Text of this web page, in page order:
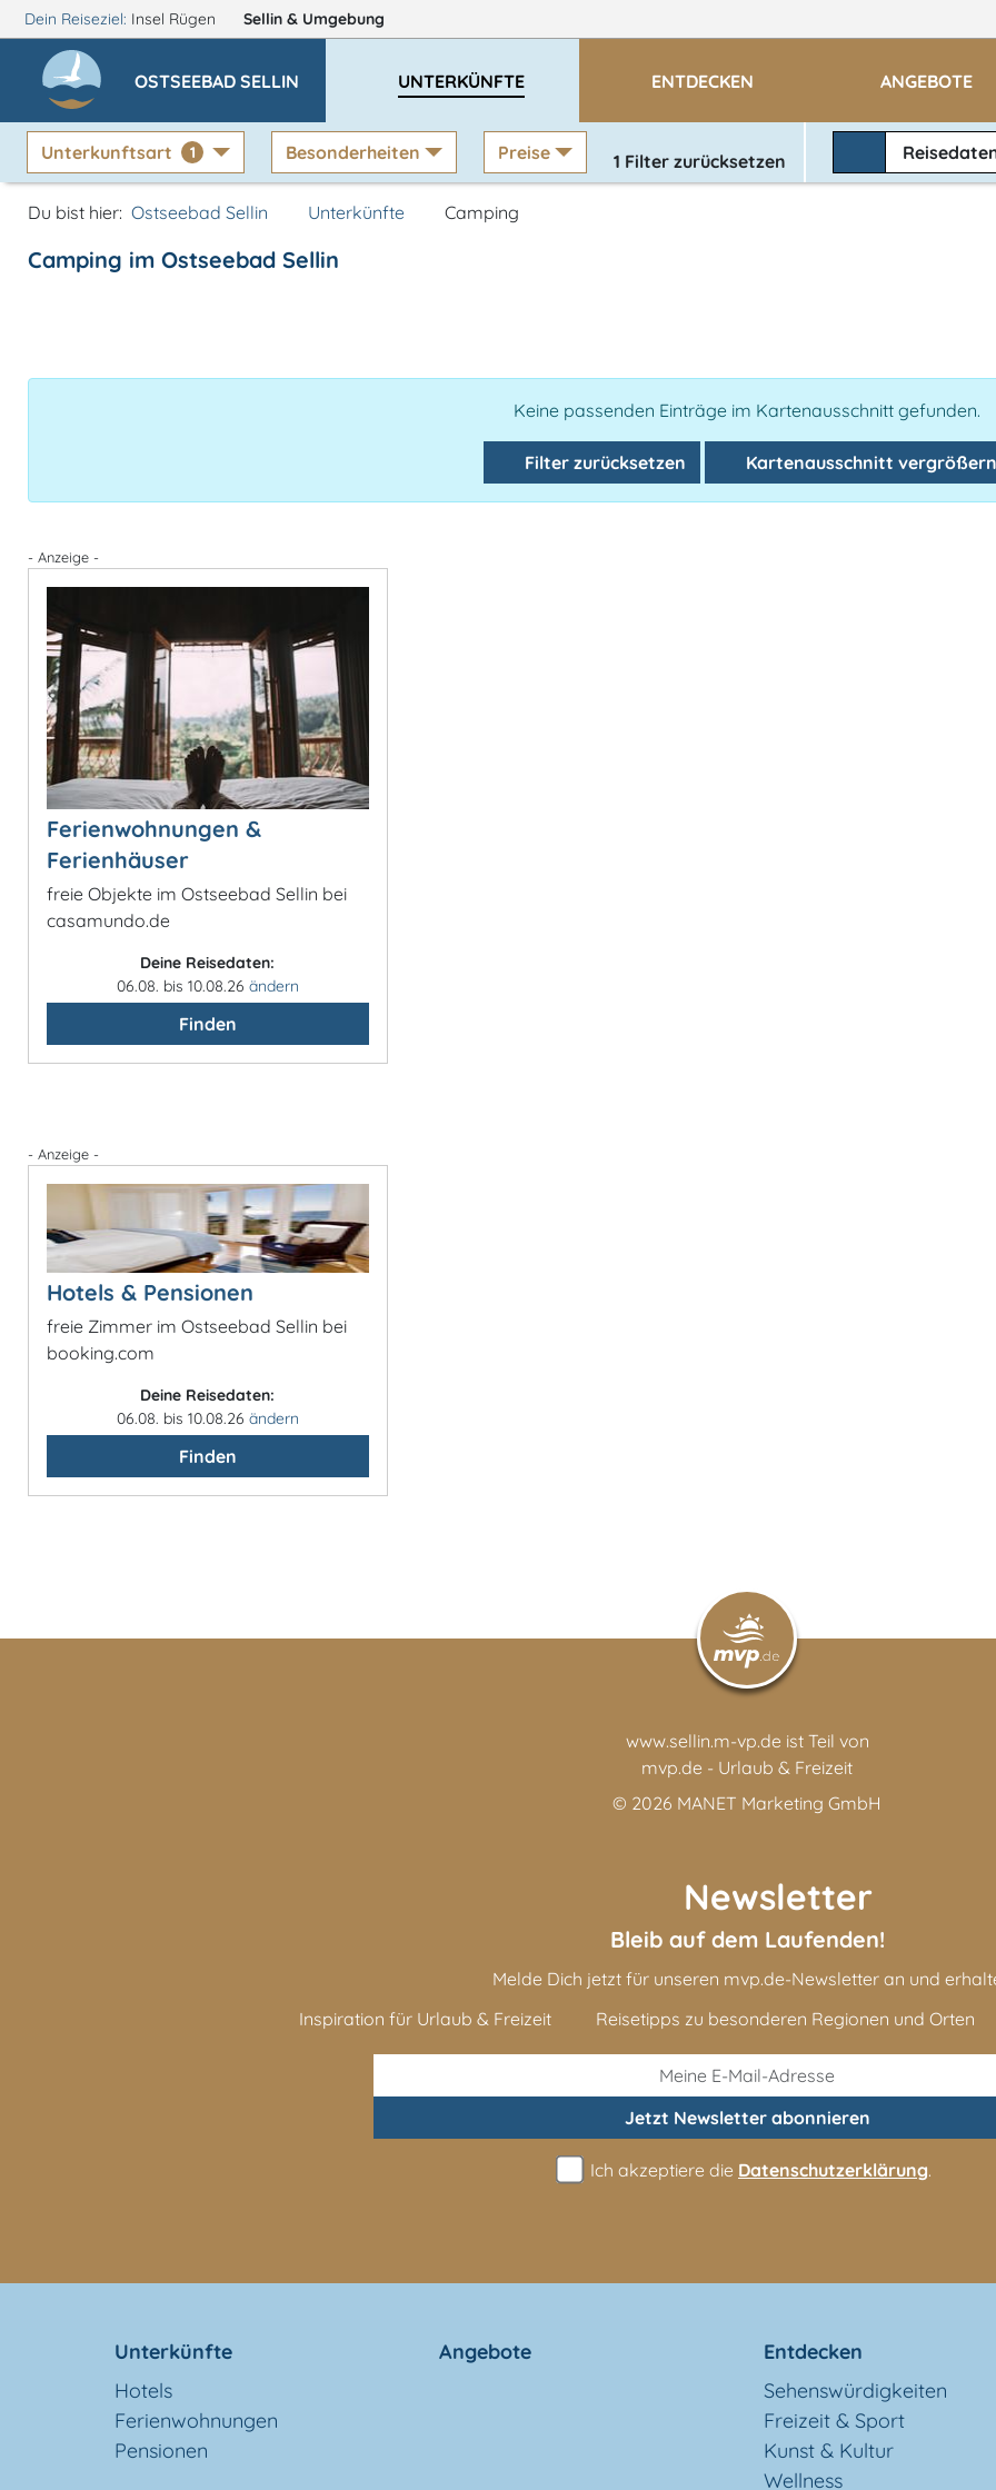
Dein Reiseziel: Insel Rügen Sellin & Umgebung
OSTSEEBAD SELLIN UNTERKÜNFTE ENTDECKEN ANGEBOTE
Unterkunftsart 1 Besonderheiten Preise 1 Filter zurücksetzen
Du bist hier: Ostseebad Sellin Unterkünfte Camping
Camping im Ostseebad Sellin
Keine passenden Einträge im Kartenausschnitt gefunden.
Filter zurücksetzen Kartenausschnitt vergrößern
- Anzeige -
Ferienwohnungen &
Ferienhäuser
freie Objekte im Ostseebad Sellin bei
casamundo.de
Deine Reisedaten:
06.08. bis 10.08.26 ändern
Finden
- Anzeige -
Hotels & Pensionen
freie Zimmer im Ostseebad Sellin bei
booking.com
Deine Reisedaten:
06.08. bis 10.08.26 ändern
Finden
www.sellin.m-vp.de ist Teil von
mvp.de - Urlaub & Freizeit
© 2026 MANET Marketing GmbH
Newsletter
Bleib auf dem Laufenden!
Melde Dich jetzt für unseren mvp.de-Newsletter an und
Inspiration für Urlaub & Freizeit
Reisetipps zu besonderen Regionen und Orten
Jetzt Newsletterabonnieren
Ich akzeptiere die Datenschutzerklärung.
Unterkünfte
Hotels
Ferienwohnungen
Pensionen
Angebote
Entdecken
Sehenswürdigkeiten
Freizeit & Sport
Kunst & Kultur
Wellness